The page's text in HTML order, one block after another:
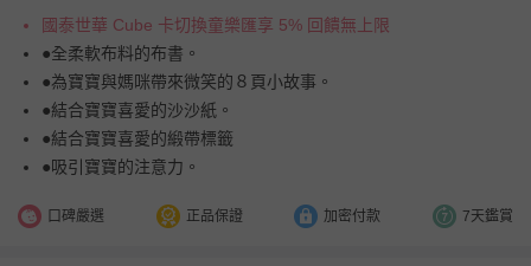
國泰世華 Cube 卡切換童樂匯享 5% 回饋無上限
●全柔軟布料的布書。
●為寶寶與媽咪帶來微笑的８頁小故事。
●結合寶寶喜愛的沙沙紙。
●結合寶寶喜愛的緞帶標籤
●吸引寶寶的注意力。
口碑嚴選 正品保證 加密付款 7天鑑賞